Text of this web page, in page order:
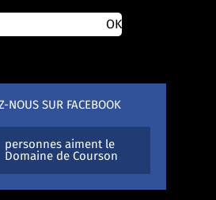
NOUS SUR FACEBOOK
personnes aiment le
Domaine de Courson